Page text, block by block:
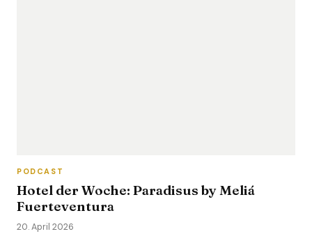
PODCAST
Hotel der Woche: Paradisus by Meliá
Fuerteventura
20. April 2026